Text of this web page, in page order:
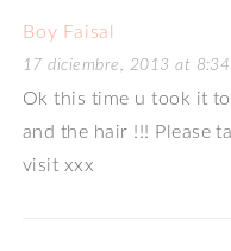
Boy Faisal
17 diciembre, 2013 at 8:34
Ok this time u took it
and the hair !!! Please
visit xxx